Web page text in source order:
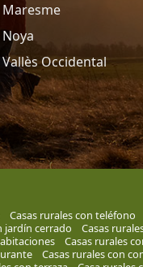
Maresme
Noya
Vallès Occidental
Casas rurales con teléfono
jardín cerrado Casas
Casas rurales
Casas rurales con